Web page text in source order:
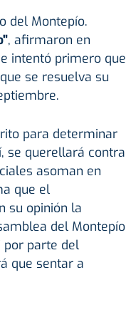
del Montepío.
, afirmaron en
intentó primero que
se resuelva su
para determinar
se querellará contra
asoman en
que el
su opinión la
del Montepío
por parte del
que sentar a